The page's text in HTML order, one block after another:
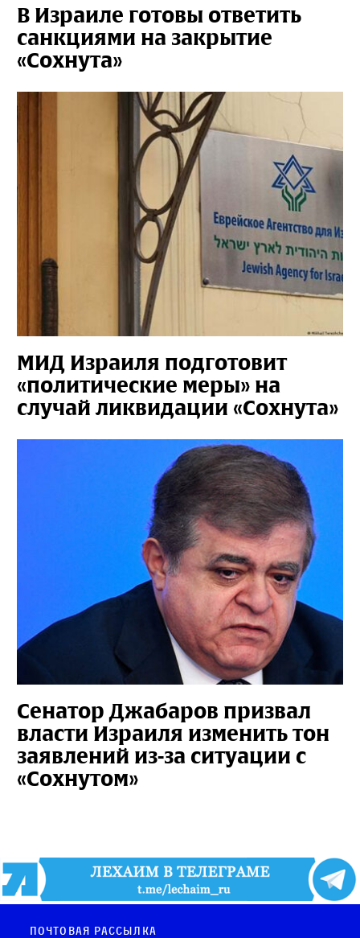
В Израиле готовы ответить
санкциями на закрытие
«Сохнута»
МИД Израиля подготовит
«политические меры» на
случай ликвидации «Сохнута»
Сенатор Джабаров призвал
власти Израиля изменить тон
заявлений из-за ситуации с
«Сохнутом»
Почтовая рассылка